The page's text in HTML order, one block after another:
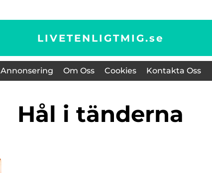
LIVETENLIGTMIG.se
Annonsering Om Oss Cookies Kontakta Oss
hål i tänderna